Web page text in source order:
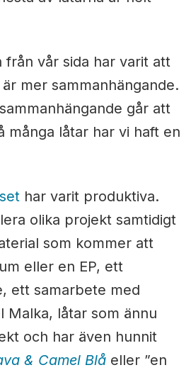
från vår sida har varit att
mer sammanhängande.
går att
många låtar har vi haft en
har varit produktiva.
olika projekt samtidigt
som kommer att
eller en EP, ett
ett samarbete med
Malka, låtar som ännu
och har även hunnit
& Camel Blåeller ”en